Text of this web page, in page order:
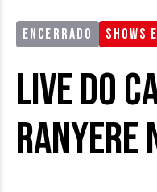
ENCERRADO SHOWS
Live do
Ranyere